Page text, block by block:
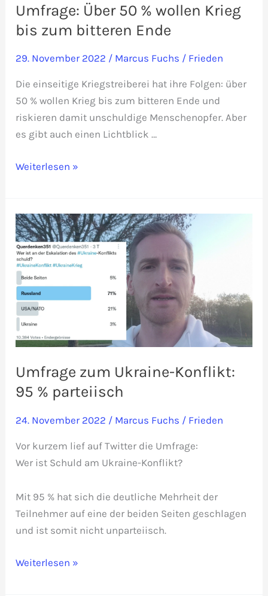
Umfrage: Über 50 % wollen Krieg
bis zum bitteren Ende
29. November 2022 / Marcus Fuchs / Frieden
Die einseitige Kriegstreiberei hat ihre Folgen: über
50 % wollen Krieg bis zum bitteren Ende und
riskieren damit unschuldige Menschenopfer. Aber
es gibt auch einen Lichtblick …
Umfrage:
%
wollen
Krieg
bis
zum
bitteren
Ende
Weiterlesen »
Umfrage zum Ukraine-Konflikt:
95 % parteiisch
24. November 2022 / Marcus Fuchs / Frieden
Vor kurzem lief auf Twitter die Umfrage:
Wer ist Schuld am Ukraine-Konflikt?
Mit 95 % hat sich die deutliche Mehrheit der
Teilnehmer auf eine der beiden Seiten geschlagen
und ist somit nicht unparteiisch.
Umfrage
Weiterlesen »